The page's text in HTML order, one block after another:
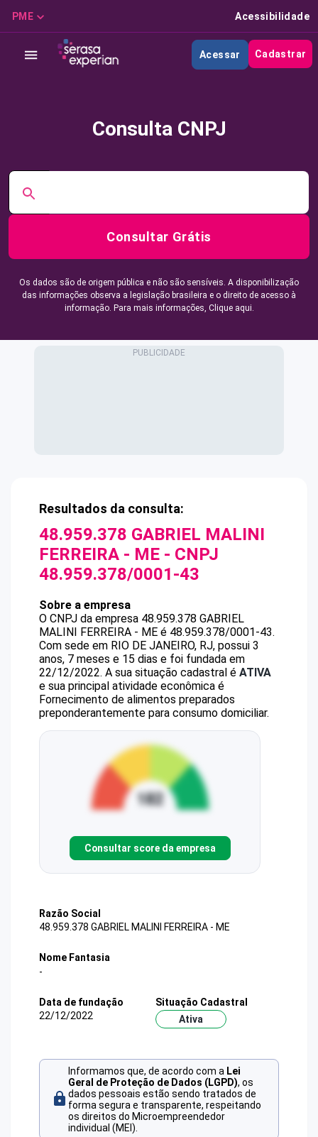
PME Acessibilidade
Acessar Cadastrar
Consulta CNPJ
Consultar Grátis
Os dados são de origem pública e não são sensíveis. A disponibilização
das informações observa a legislação brasileira e o direito de acesso à
informação. Para mais informações, Clique aqui.
Resultados da consulta:
48.959.378 GABRIEL MALINI
FERREIRA - ME - CNPJ
48.959.378/0001-43
Sobre a empresa
O CNPJ da empresa 48.959.378 GABRIEL
MALINI FERREIRA - ME é 48.959.378/0001-43.
Com sede em RIO DE JANEIRO, RJ, possui 3
anos, 7 meses e 15 dias e foi fundada em
22/12/2022. A sua situação cadastral é ATIVA
e sua principal atividade econômica é
Fornecimento de alimentos preparados
preponderantemente para consumo domiciliar.
Consultar score da empresa
Razão Social
48.959.378 GABRIEL MALINI FERREIRA - ME
Nome Fantasia
-
Data de fundação
22/12/2022
Situação Cadastral
Ativa
Informamos que, de acordo com a Lei
Geral de Proteção de Dados (LGPD), os
dados pessoais estão sendo tratados de
forma segura e transparente, respeitando
os direitos do Microempreendedor
individual (MEI).